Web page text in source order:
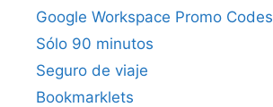
Google Workspace Promo Codes
Sólo 90 minutos
Seguro de viaje
Bookmarklets